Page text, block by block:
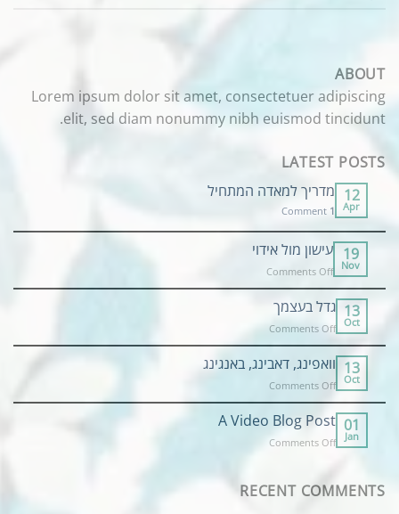
ABOUT
Lorem ipsum dolor sit amet, consectetuer adipiscing
elit, sed diam nonummy nibh euismod tincidunt.
LATEST POSTS
12
Apr
מדריך למאדה המתחיל
1
19
Nov
עישון מול אידוי
Comments Off
on
עישון
13
Oct
גדל בעצמך
Comments Off
on
גדל
בעצמך
13
Oct
וואפינג, דאבינג, באנגינג
Comments Off
on
וואפינג,
דאבינג,
באנגינג
01
Jan
A Video Blog Post
Comments Off
on
Blog
RECENT COMMENTS